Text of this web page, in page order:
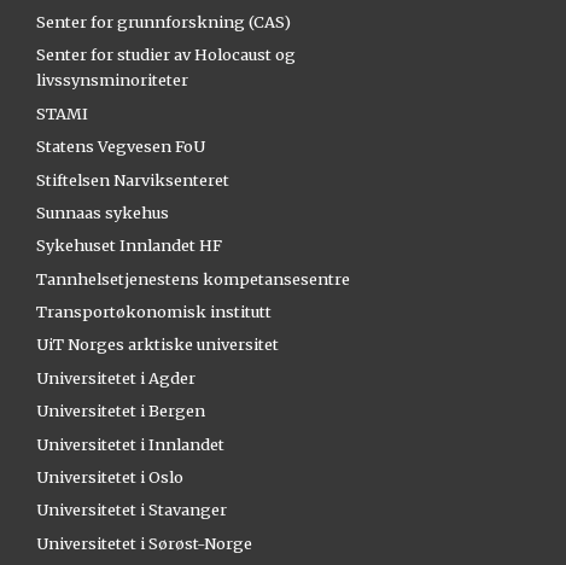
Senter for grunnforskning (CAS)
Senter for studier av Holocaust og
livssynsminoriteter
STAMI
Statens Vegvesen FoU
Stiftelsen Narviksenteret
Sunnaas sykehus
Sykehuset Innlandet HF
Tannhelsetjenestens kompetansesentre
Transportøkonomisk institutt
UiT Norges arktiske universitet
Universitetet i Agder
Universitetet i Bergen
Universitetet i Innlandet
Universitetet i Oslo
Universitetet i Stavanger
Universitetet i Sørøst-Norge